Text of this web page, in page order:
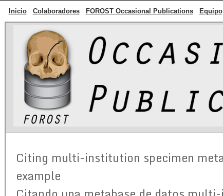
Inicio Colaboradores FOROST Occasional Publications Equipo